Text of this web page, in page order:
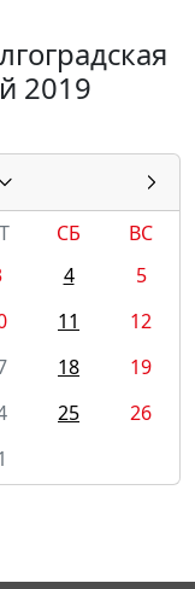
2019
СБ
ВС
4
5
11
12
18
19
25
26